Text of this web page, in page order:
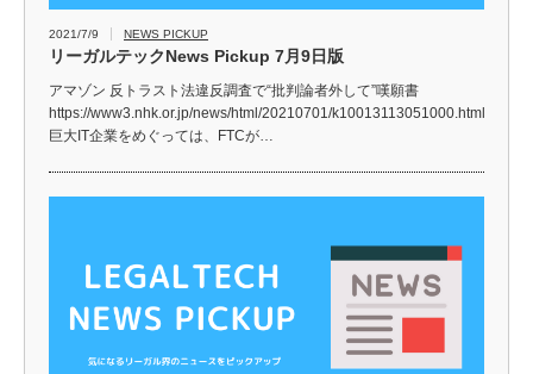
2021/7/9 NEWS PICKUP
リーガルテックNews Pickup 7月9日版
アマゾン 反トラスト法違反調査で“批判論者外して”嘆願書
https://www3.nhk.or.jp/news/html/20210701/k10013113051000.html
巨大IT企業をめぐっては、FTCが…